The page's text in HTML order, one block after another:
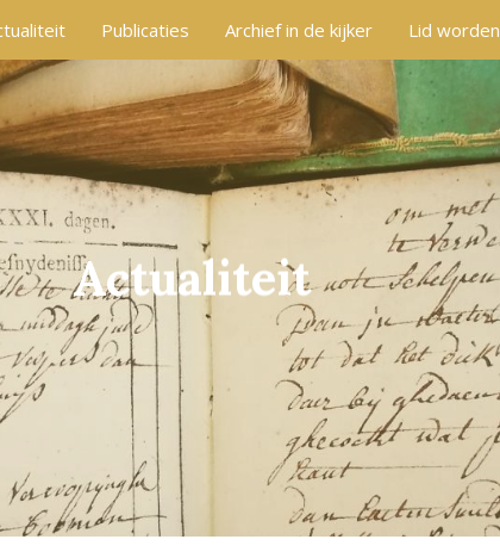
Publicaties Archief in de kijker Lid worden
Actualiteit